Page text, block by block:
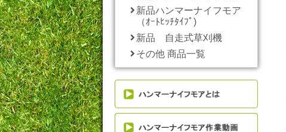
新品ハンマーナイフモア
（ｵｰﾄﾋｯﾁﾀｲﾌﾟ)
新品 自走式草刈機
その他 商品一覧